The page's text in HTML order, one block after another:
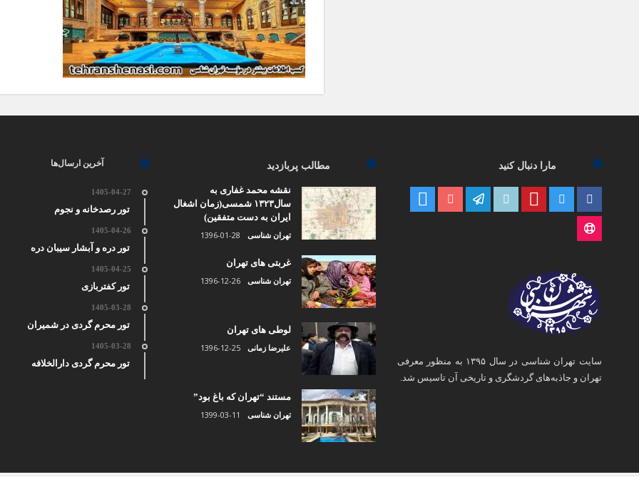
مارا دنبال کنید
سایت تهران شناسی در سال ۱۳۹۵ به منظور معرفی
تهران و جاذبه‌های گردشگری و تاریخی آن تاسیس شد.
مطالب پربازدید
نقشه محمد غفاری به
سال۱۳۲۳ شمسی(زمان اشغال
ایران به دست متفقین)
تهران شناسی 1396-01-28
غربتی های تهران
تهران شناسی 1396-12-26
لوطی های تهران
علیرضا زمانی 1396-12-25
مستند “تهران که باغ بود”
تهران شناسی 1399-03-11
آخرین ارسال‌ها
1405-04-27
تور رصدخانه و نجوم
1405-04-26
تور دره و آبشار سیبان دره
1405-04-25
تور کفتربازی
1405-03-28
تور محرم گردی در شمیران
1405-03-28
تور محرم گردی دارالخلافه